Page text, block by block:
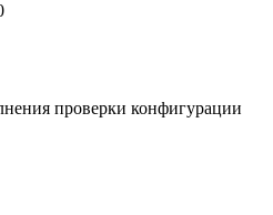
проверки конфигурации